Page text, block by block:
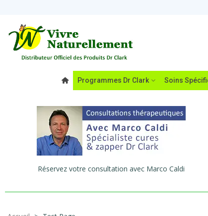
Programmes Dr Clark Soins
Réservez votre consultation avec Marco Caldi